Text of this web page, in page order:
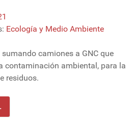
Ecología y Medio Ambiente
camiones a GNC que
contaminación ambiental, para la
residuos.